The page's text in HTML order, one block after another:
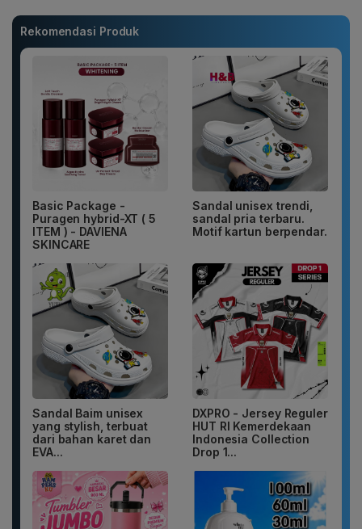
Rekomendasi Produk
Basic Package -
Puragen hybrid-XT ( 5
ITEM ) - DAVIENA
SKINCARE
Sandal unisex trendi,
sandal pria terbaru.
Motif kartun berpendar.
Sandal Baim unisex
yang stylish, terbuat
dari bahan karet dan
EVA...
DXPRO - Jersey Reguler
HUT RI Kemerdekaan
Indonesia Collection
Drop 1...